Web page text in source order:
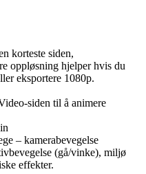
korteste siden,
oppløsning hjelper hvis du
eksportere 1080p.
siden til å animere
– kamerabevegelse
(gå/vinke), miljø
effekter.